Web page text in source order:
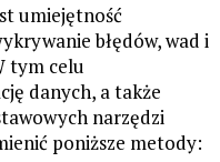
umiejętność
błędów, wad i
tym celu
danych, a także
narzędzi
poniższe metody: